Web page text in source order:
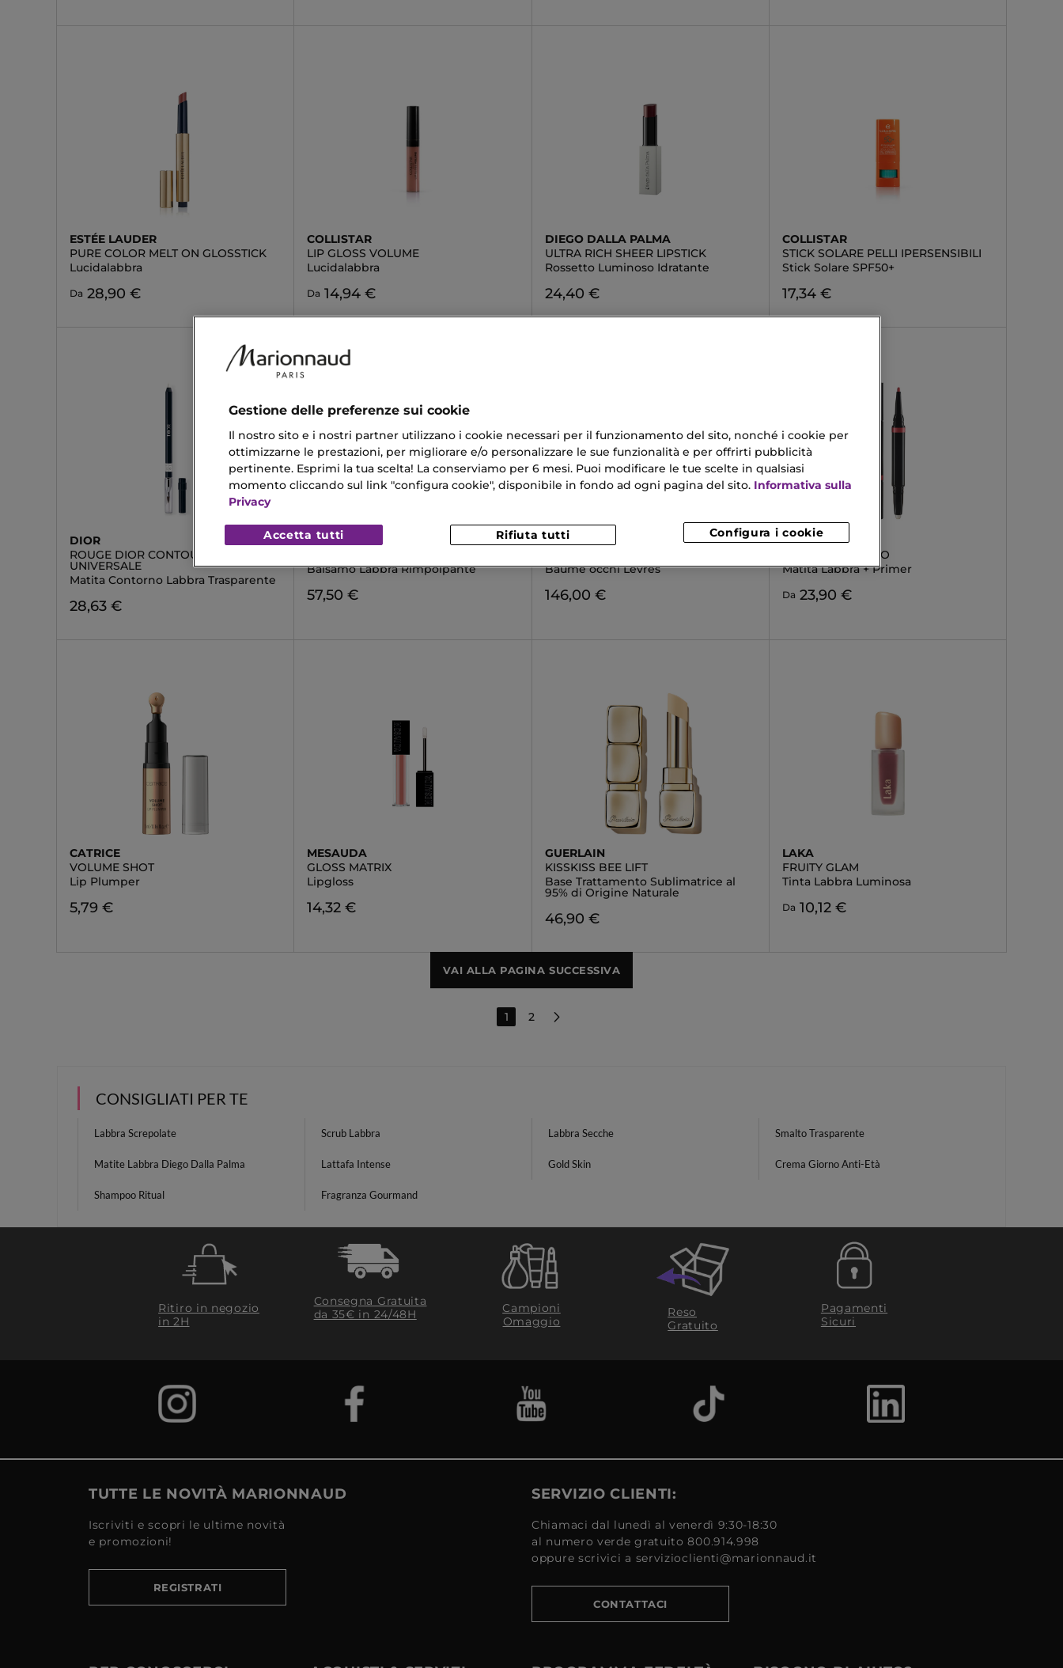
ESTÉE LAUDER
PURE COLOR MELT ON GLOSSTICK
Lucidalabbra
Da 28,90 €
COLLISTAR
LIP GLOSS VOLUME
Lucidalabbra
Da 14,94 €
DIEGO DALLA PALMA
ULTRA RICH SHEER LIPSTICK
Rossetto Luminoso Idratante
24,40 €
COLLISTAR
STICK SOLARE PELLI IPERSENSIBILI
Stick Solare SPF50+
17,34 €
DIOR
ROUGE DIOR CONTOUR
UNIVERSALE
Matita Contorno Labbra Trasparente
28,63 €
SISLEY
Balsamo Labbra Rimpolpante
57,50 €
SISLEY
Baume occhi Levres
146,00 €
SHISEIDO
LIP LINER INK DUO
Matita Labbra + Primer
Da 23,90 €
CATRICE
VOLUME SHOT
Lip Plumper
5,79 €
MESAUDA
GLOSS MATRIX
Lipgloss
14,32 €
GUERLAIN
KISSKISS BEE LIFT
Base Trattamento Sublimatrice al
95% di Origine Naturale
46,90 €
LAKA
FRUITY GLAM
Tinta Labbra Luminosa
Da 10,12 €
VAI ALLA PAGINA SUCCESSIVA
1 2
CONSIGLIATI PER TE
Labbra Screpolate Scrub Labbra Labbra Secche Smalto Trasparente
Matite Labbra Diego Dalla Palma Lattafa Intense Gold Skin Crema Giorno Anti-Età
Shampoo Ritual Fragranza Gourmand
Ritiro in negozio
in 2H
Consegna Gratuita
da 35€​ in 24/48H
Campioni
Omaggio
Reso
Gratuito
Pagamenti
Sicuri
TUTTE LE NOVITÀ MARIONNAUD
Iscriviti e scopri le ultime novità
e promozioni!
REGISTRATI
SERVIZIO CLIENTI:
Chiamaci dal lunedì al venerdì 9:30-18:30
al numero verde gratuito 800.914.998
oppure scrivici a servizioclienti@marionnaud.it
CONTATTACI
Gestione delle preferenze sui cookie
Il nostro sito e i nostri partner utilizzano i cookie necessari per il funzionamento del sito, nonché i cookie per
ottimizzarne le prestazioni, per migliorare e/o personalizzare le sue funzionalità e per offrirti pubblicità
pertinente. Esprimi la tua scelta! La conserviamo per 6 mesi. Puoi modificare le tue scelte in qualsiasi
momento cliccando sul link "configura cookie", disponibile in fondo ad ogni pagina del sito. Informativa sulla
Privacy
Configura i cookie
Rifiuta tutti
Accetta tutti